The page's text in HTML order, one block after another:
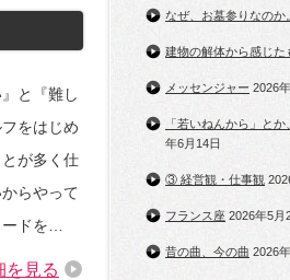
と『難し
をはじめ
が多く仕
らやって
ドを…
を見る
なぜ、お墓参りなのか。
建物の解体から感じた
メッセンジャー 2026
「若いねんから」と
年6月14日
③ 経営観・仕事観
フランス座 2026年5月
昔の曲、今の曲 2026